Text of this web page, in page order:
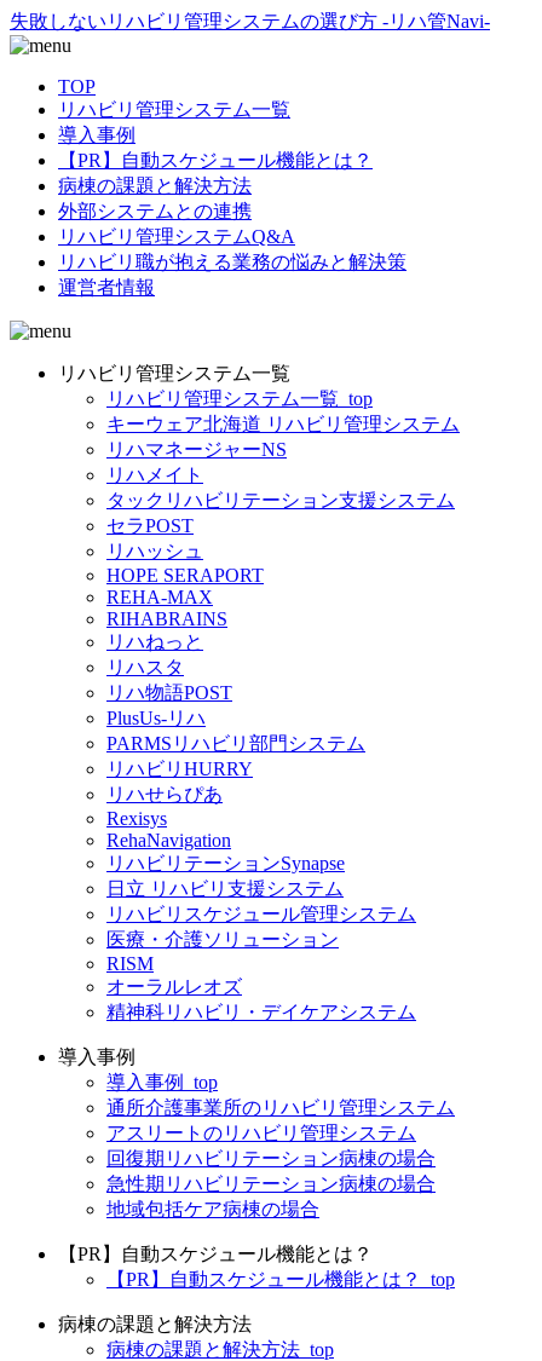
失敗しないリハビリ管理システムの選び方 -リハ管Navi-
TOP
リハビリ管理システム一覧
導入事例
【PR】自動スケジュール機能とは？
病棟の課題と解決方法
外部システムとの連携
リハビリ管理システムQ&A
リハビリ職が抱える業務の悩みと解決策
運営者情報
リハビリ管理システム一覧
リハビリ管理システム一覧_top
キーウェア北海道 リハビリ管理システム
リハマネージャーNS
リハメイト
タックリハビリテーション支援システム
セラPOST
リハッシュ
HOPE SERAPORT
REHA-MAX
RIHABRAINS
リハねっと
リハスタ
リハ物語POST
PlusUs-リハ
PARMSリハビリ部門システム
リハビリHURRY
リハせらぴあ
Rexisys
RehaNavigation
リハビリテーションSynapse
日立 リハビリ支援システム
リハビリスケジュール管理システム
医療・介護ソリューション
RISM
オーラルレオズ
精神科リハビリ・デイケアシステム
導入事例
導入事例_top
通所介護事業所のリハビリ管理システム
アスリートのリハビリ管理システム
回復期リハビリテーション病棟の場合
急性期リハビリテーション病棟の場合
地域包括ケア病棟の場合
【PR】自動スケジュール機能とは？
【PR】自動スケジュール機能とは？_top
病棟の課題と解決方法
病棟の課題と解決方法_top